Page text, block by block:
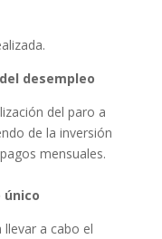
desempleo
del paro a
de la inversión
mensuales.
único
llevar a cabo el